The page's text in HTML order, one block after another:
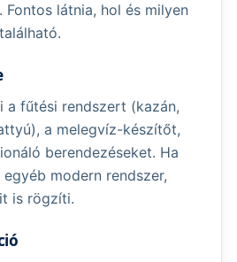
látnia, hol és milyen
a fűtési rendszert (kazán,
a melegvíz-készítőt,
berendezéseket. Ha
modern rendszer,
is rögzíti.